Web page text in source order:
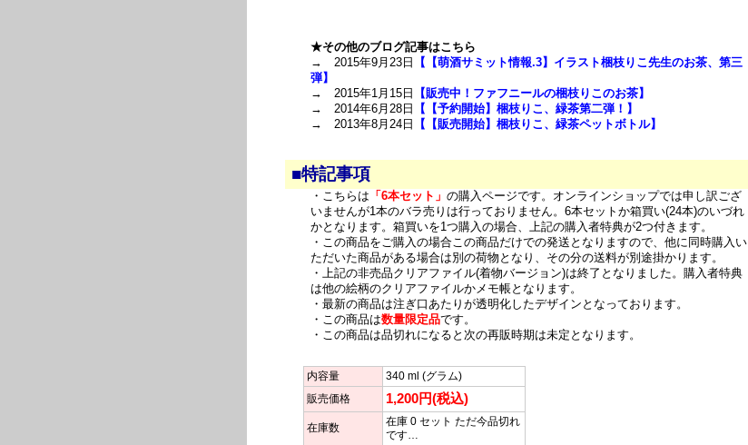
★その他のブログ記事はこちら
→ 2015年9月23日
【【萌酒サミット情報.3】イラスト梱枝りこ先生のお茶、第三
弾】
→ 2015年1月15日
【販売中！ファフニールの梱枝りこのお茶】
→ 2014年6月28日
【【予約開始】梱枝りこ、緑茶第二弾！】
→ 2013年8月24日
【【販売開始】梱枝りこ、緑茶ペットボトル】
■特記事項
・こちらは 「6本セット」 の購入ページです。オンラインショップでは申し訳ござ
いませんが1本のバラ売りは行っておりません。6本セットか箱買い(24本)のいづれ
かとなります。箱買いを1つ購入の場合、上記の購入者特典が2つ付きます。
・この商品をご購入の場合この商品だけでの発送となりますので、他に同時購入い
ただいた商品がある場合は別の荷物となり、その分の送料が別途掛かります。
・上記の非売品クリアファイル(着物バージョン)は終了となりました。購入者特典
は他の絵柄のクリアファイルかメモ帳となります。
・最新の商品は注ぎ口あたりが透明化したデザインとなっております。
・この商品は数量限定品です。
・この商品は品切れになると次の再販時期は未定となります。
内容量 340 ml (グラム)
販売価格 1,200円(税込)
在庫数
在庫 0 セット ただ今品切れ
です…